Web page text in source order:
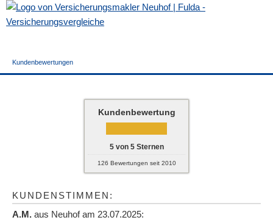
Kundenbewertungen
Kundenbewertung
5von 5Sternen
126 Bewertungen seit 2010
KUNDENSTIMMEN:
A.M. aus Neuhof am 23.07.2025: